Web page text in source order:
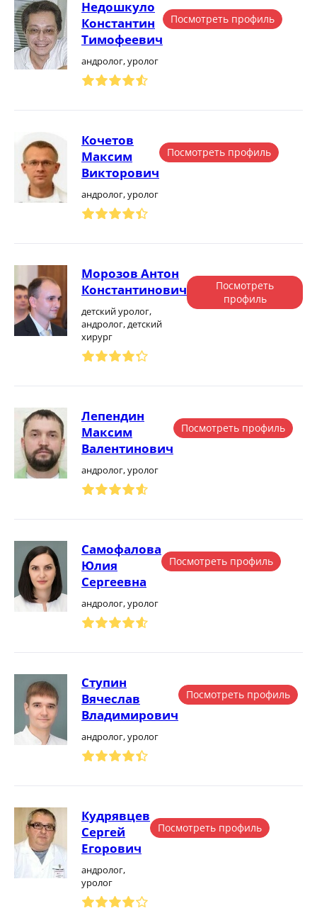
Недошкуло
Константин
Тимофеевич
андролог, уролог
Посмотреть профиль
Кочетов
Максим
Викторович
андролог, уролог
Посмотреть профиль
Морозов Антон
Константинович
детский уролог,
андролог, детский
хирург
Посмотреть
профиль
Лепендин
Максим
Валентинович
андролог, уролог
Посмотреть профиль
Самофалова
Юлия
Сергеевна
андролог, уролог
Посмотреть профиль
Ступин
Вячеслав
Владимирович
андролог, уролог
Посмотреть профиль
Кудрявцев
Сергей
Егорович
андролог,
уролог
Посмотреть профиль